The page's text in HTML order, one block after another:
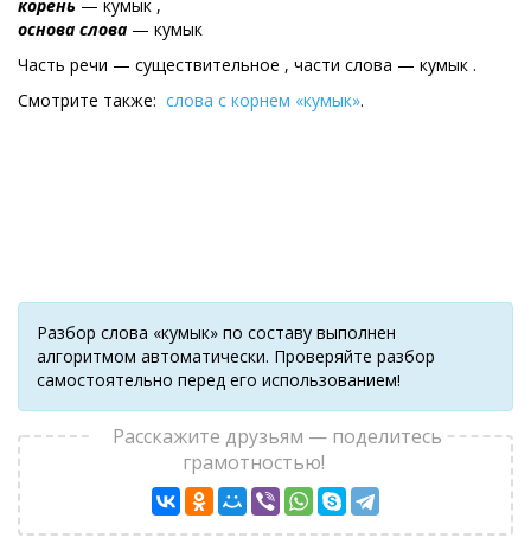
корень — кумык ,
основа слова — кумык
Часть речи — существительное , части слова — кумык .
Смотрите также: слова с корнем «кумык».
Разбор слова «кумык» по составу выполнен
алгоритмом автоматически. Проверяйте разбор
самостоятельно перед его использованием!
Расскажите друзьям — поделитесь
грамотностью!